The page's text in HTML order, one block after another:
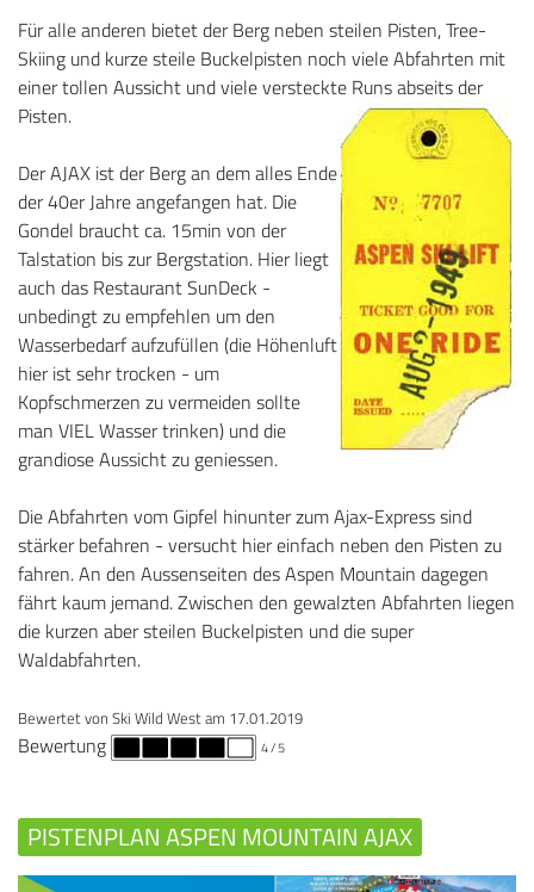
Für alle anderen bietet der Berg neben steilen Pisten, Tree-
Skiing und kurze steile Buckelpisten noch viele Abfahrten mit
einer tollen Aussicht und viele versteckte Runs abseits der
Pisten.
Der AJAX ist der Berg an dem alles Ende
der 40er Jahre angefangen hat. Die
Gondel braucht ca. 15min von der
Talstation bis zur Bergstation. Hier liegt
auch das Restaurant SunDeck -
unbedingt zu empfehlen um den
Wasserbedarf aufzufüllen (die Höhenluft
hier ist sehr trocken - um
Kopfschmerzen zu vermeiden sollte
man VIEL Wasser trinken) und die
grandiose Aussicht zu geniessen.
Die Abfahrten vom Gipfel hinunter zum Ajax-Express sind
stärker befahren - versucht hier einfach neben den Pisten zu
fahren. An den Aussenseiten des Aspen Mountain dagegen
fährt kaum jemand. Zwischen den gewalzten Abfahrten liegen
die kurzen aber steilen Buckelpisten und die super
Waldabfahrten.
Bewertet von Ski Wild Westam 17.01.2019
Bewertung 4/ 5
PISTENPLAN ASPEN MOUNTAIN AJAX